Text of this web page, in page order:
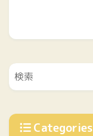
Categories